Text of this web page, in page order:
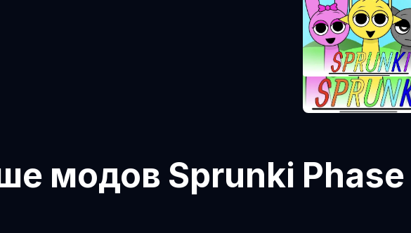
Sprunki Phase 1
модов Sprunki Phase